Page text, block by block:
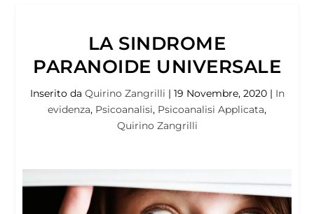
LA SINDROME
PARANOIDE UNIVERSALE
Inserito da Quirino Zangrilli | 19 Novembre, 2020| In
evidenza, Psicoanalisi, Psicoanalisi Applicata,
Quirino Zangrilli